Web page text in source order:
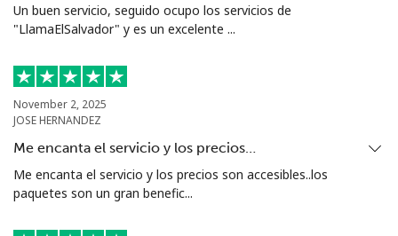
Un buen servicio, seguido ocupo los servicios de
"LlamaElSalvador" y es un excelente ...
November 2, 2025
JOSE HERNANDEZ
Me encanta el servicio y los precios…
Me encanta el servicio y los precios son accesibles..los
paquetes son un gran benefic...